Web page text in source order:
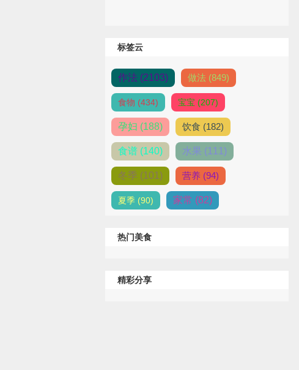
标签云
作法 (2103) 做法 (849)
食物 (434) 宝宝 (207)
孕妇 (188) 饮食 (182)
食谱 (140) 水果 (111)
冬季 (101) 营养 (94)
夏季 (90) 家常 (82)
热门美食
精彩分享